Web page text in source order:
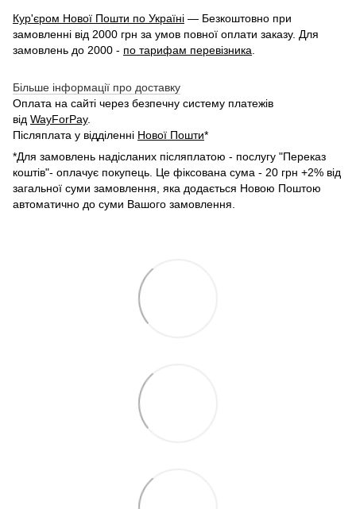
Кур'єром Нової Пошти по Україні — Безкоштовно при
замовленні від 2000 грн за умов повної оплати заказу. Для
замовлень до 2000 - по тарифам перевізника
Більше інформації про доставку
Оплата на сайті через безпечну систему платежів
від WayForPay.
Післяплата у відділенні Нової Пошти*
*Для замовлень надісланих післяплатою - послугу "Переказ
коштів"- оплачує покупець. Це фіксована сума - 20 грн +2% від
загальної суми замовлення, яка додається Новою Поштою
автоматично до суми Вашого замовлення.